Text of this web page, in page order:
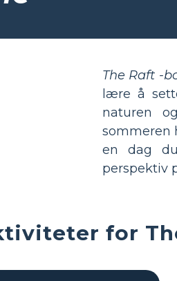
The Raft -
lære å
naturen
sommeren
en dag
perspektiv
for